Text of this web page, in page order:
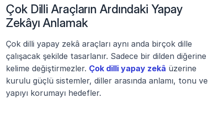
Çok Dilli Araçların Ardındaki Yapay
Zekâyı Anlamak
Çok dilli yapay zekâ araçları aynı anda birçok dille
çalışacak şekilde tasarlanır. Sadece bir dilden diğerine
kelime değiştirmezler. Çok dilli yapay zekâ üzerine
kurulu güçlü sistemler, diller arasında anlamı, tonu ve
yapıyı korumayı hedefler.